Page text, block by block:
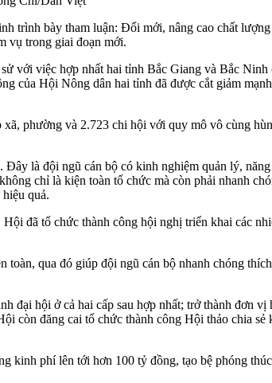
trình bày tham luận: Đổi mới, nâng cao chất
vụ trong giai đoạn mới.
với việc hợp nhất hai tỉnh Bắc Giang và Bắc
của Hội Nông dân hai tỉnh đã được cắt giảm
phường và 2.723 chi hội với quy mô vô cùng
là đội ngũ cán bộ có kinh nghiệm quản lý,
chỉ là kiện toàn tổ chức mà còn phải nhanh
quả.
đã tổ chức thành công hội nghị triển khai các
qua đó giúp đội ngũ cán bộ nhanh chóng
đại hội ở cả hai cấp sau hợp nhất; trở thành đơn vị
còn đăng cai tổ chức thành công Hội thảo chia sẻ
kinh phí lên tới hơn 100 tỷ đồng, tạo bệ phóng